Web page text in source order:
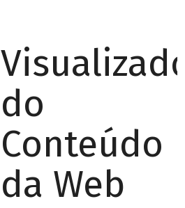
Visualizador
do
Conteúdo
da Web